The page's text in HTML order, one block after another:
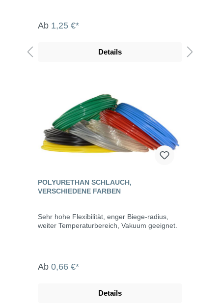
Ab 1,25 €*
Details
POLYURETHAN SCHLAUCH,
VERSCHIEDENE FARBEN
Sehr hohe Flexibilität, enger Biege-radius,
weiter Temperaturbereich, Vakuum geeignet.
Ab 0,66 €*
Details